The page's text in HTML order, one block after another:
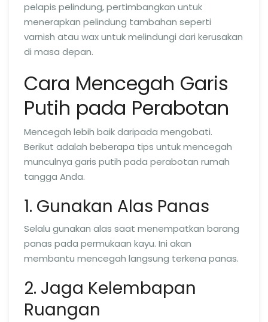
pelapis pelindung, pertimbangkan untuk
menerapkan pelindung tambahan seperti
varnish atau wax untuk melindungi dari kerusakan
di masa depan.
Cara Mencegah Garis
Putih pada Perabotan
Mencegah lebih baik daripada mengobati.
Berikut adalah beberapa tips untuk mencegah
munculnya garis putih pada perabotan rumah
tangga Anda.
1. Gunakan Alas Panas
Selalu gunakan alas saat menempatkan barang
panas pada permukaan kayu. Ini akan
membantu mencegah langsung terkena panas.
2. Jaga Kelembapan
Ruangan